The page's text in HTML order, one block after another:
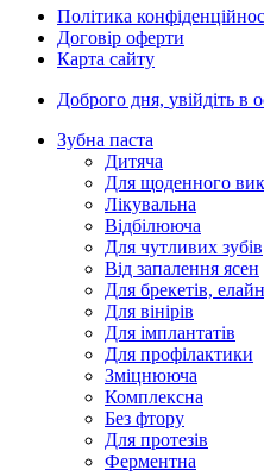
Політика
Договір оферти
Карта сайту
Доброго дня, увійдіть в
Зубна паста
Дитяча
Для щоденного
Лікувальна
Відбілююча
Для чутливих зубів
Від запалення ясен
Для брекетів,
Для вінірів
Для імплантатів
Для профілактики
Зміцнююча
Комплексна
Без фтору
Для протезів
Ферментна